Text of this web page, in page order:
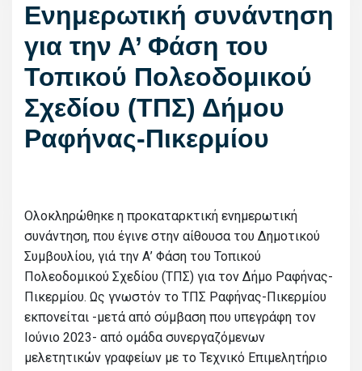
Ενημερωτική συνάντηση
για την Α’ Φάση του
Τοπικού Πολεοδομικού
Σχεδίου (ΤΠΣ) Δήμου
Ραφήνας-Πικερμίου
Ολοκληρώθηκε η προκαταρκτική ενημερωτική
συνάντηση, που έγινε στην αίθουσα του Δημοτικού
Συμβουλίου, γιά την Α’ Φάση του Τοπικού
Πολεοδομικού Σχεδίου (ΤΠΣ) για τον Δήμο Ραφήνας-
Πικερμίου. Ως γνωστόν το ΤΠΣ Ραφήνας-Πικερμίου
εκπονείται -μετά από σύμβαση που υπεγράφη τον
Ιούνιο 2023- από ομάδα συνεργαζόμενων
μελετητικών γραφείων με το Τεχνικό Επιμελητήριο